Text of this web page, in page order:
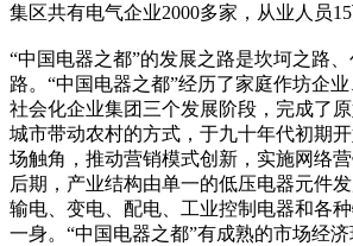
集区共有电气企业2000多家，从业人员15
“中国电器之都”的发展之路是坎坷之路
路。“中国电器之都”经历了家庭作坊企
社会化企业集团三个发展阶段，完成了
城市带动农村的方式，于九十年代初期
场触角，推动营销模式创新，实施网络
后期，产业结构由单一的低压电器元件
输电、变电、配电、工业控制电器和各
一身。“中国电器之都”有成熟的市场经